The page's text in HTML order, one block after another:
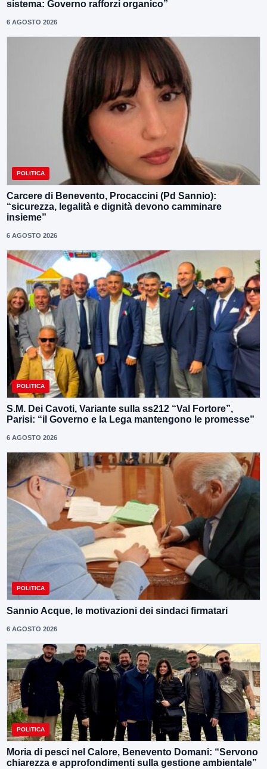
sistema: Governo rafforzi organico”
6 AGOSTO 2026
POLITICA
Carcere di Benevento, Procaccini (Pd Sannio):
“sicurezza, legalità e dignità devono camminare
insieme”
6 AGOSTO 2026
POLITICA
S.M. Dei Cavoti, Variante sulla ss212 “Val Fortore”,
Parisi: “il Governo e la Lega mantengono le promesse”
6 AGOSTO 2026
POLITICA
Sannio Acque, le motivazioni dei sindaci firmatari
6 AGOSTO 2026
POLITICA
Moria di pesci nel Calore, Benevento Domani: “Servono
chiarezza e approfondimenti sulla gestione ambientale”